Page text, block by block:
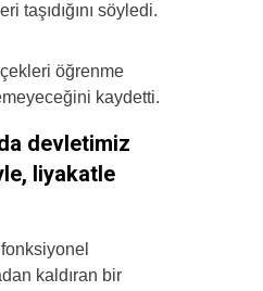
taşıdığını söyledi.
öğrenme
kaydetti.
devletimiz
liyakatle
kaldıran bir